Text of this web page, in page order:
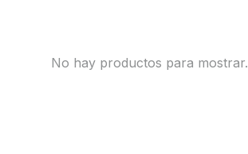
No hay productos para mostrar.